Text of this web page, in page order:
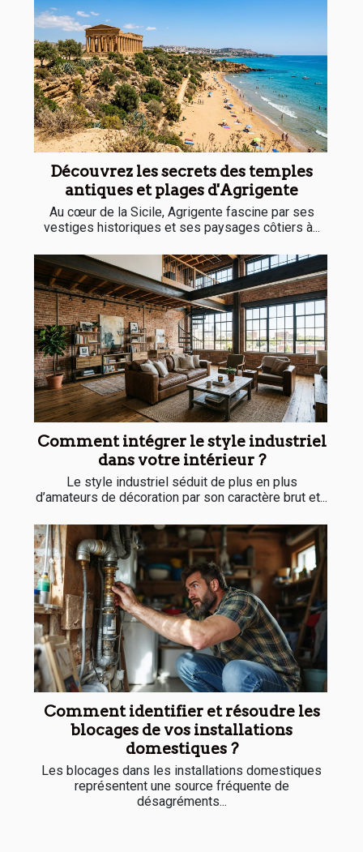
Découvrez les secrets des temples
antiques et plages d'Agrigente
Au cœur de la Sicile, Agrigente fascine par ses
vestiges historiques et ses paysages côtiers à...
Comment intégrer le style industriel
dans votre intérieur ?
Le style industriel séduit de plus en plus
d’amateurs de décoration par son caractère brut et...
Comment identifier et résoudre les
blocages de vos installations
domestiques ?
Les blocages dans les installations domestiques
représentent une source fréquente de
désagréments...